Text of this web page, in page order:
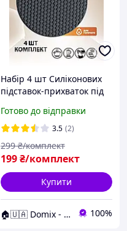
Набір 4 шт Силіконових
підставок-прихваток під
килимок із сотами,
багаторазовий
Готово до відправки
3.5 (2)
199₴/комплект
299 ₴/комплект
Купити
🏠🇺🇦 Domix - все для тебе 100%